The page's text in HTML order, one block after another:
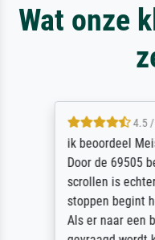
Wat onze
4.5 /
ik beoordeel
Door de 69505
scrollen is
stoppen begint
Als er naar een